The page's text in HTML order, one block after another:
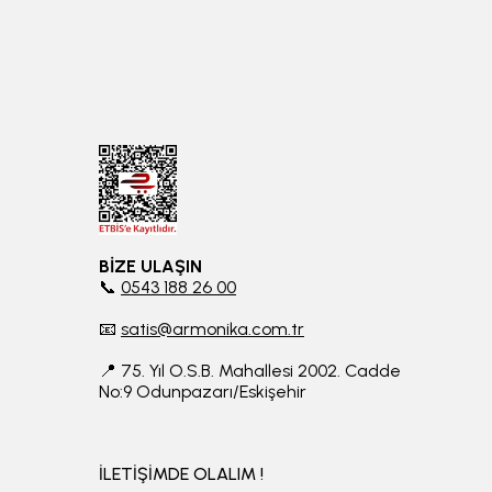
BİZE ULAŞIN
📞 0543 188 26 00
📧 satis@armonika.com.tr
📍 75. Yıl O.S.B. Mahallesi 2002. Cadde
No:9 Odunpazarı/Eskişehir
İLETİŞİMDE OLALIM !